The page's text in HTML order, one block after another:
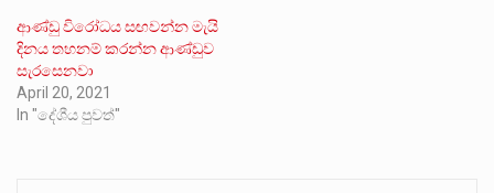
ආණ්ඩු විරෝධය සඟවන්න මැයි
දිනය තහනම් කරන්න ආණ්ඩුව
සැරසෙනවා
April 20, 2021
In "දේශීය පුවත්"